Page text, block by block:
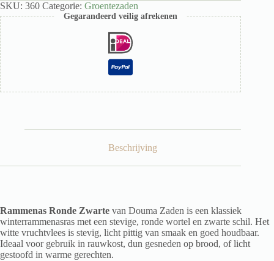
SKU: 360 Categorie: Groentezaden
Gegarandeerd veilig afrekenen
Beschrijving
Rammenas Ronde Zwarte van Douma Zaden is een klassiek
winterrammenasras met een stevige, ronde wortel en zwarte schil. Het
witte vruchtvlees is stevig, licht pittig van smaak en goed houdbaar.
Ideaal voor gebruik in rauwkost, dun gesneden op brood, of licht
gestoofd in warme gerechten.